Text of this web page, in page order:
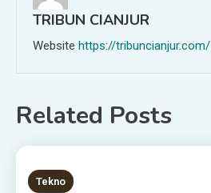
TRIBUN CIANJUR
Website https://tribuncianjur.com/
Related Posts
2 MINS READ
Tekno